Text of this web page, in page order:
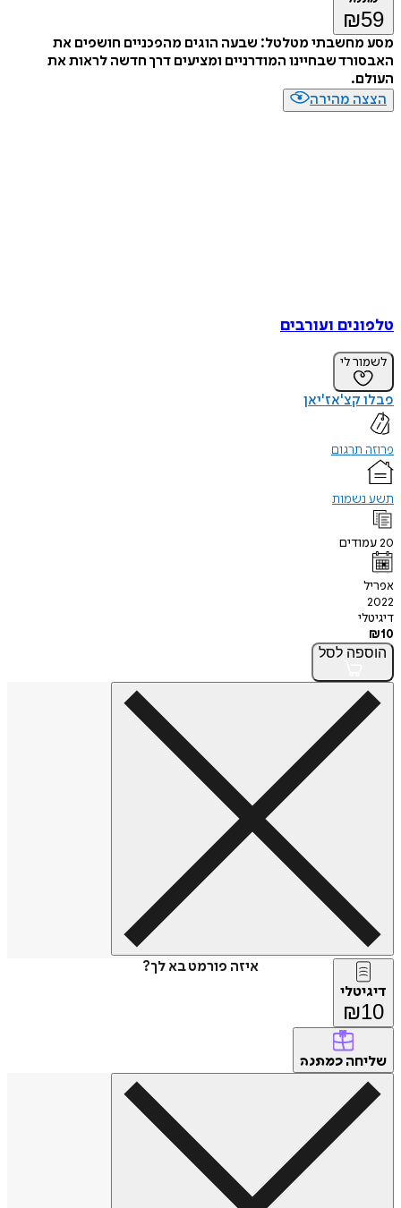
₪59
מסע מחשבתי מטלטל: שבעה הוגים מהפכניים חושפים את
האבסורד שבחיינו המודרניים ומציעים דרך חדשה לראות את
העולם.
הצצה מהירה
טלפונים ועורבים
לשמור לי
פבלו קצ'אז'יאן
פרוזה תרגום
תשע נשמות
20עמודים
אפריל
2022
דיגיטלי
₪10
הוספה לסל
איזה פורמט בא לך?
דיגיטלי
₪10
שליחה כמתנה